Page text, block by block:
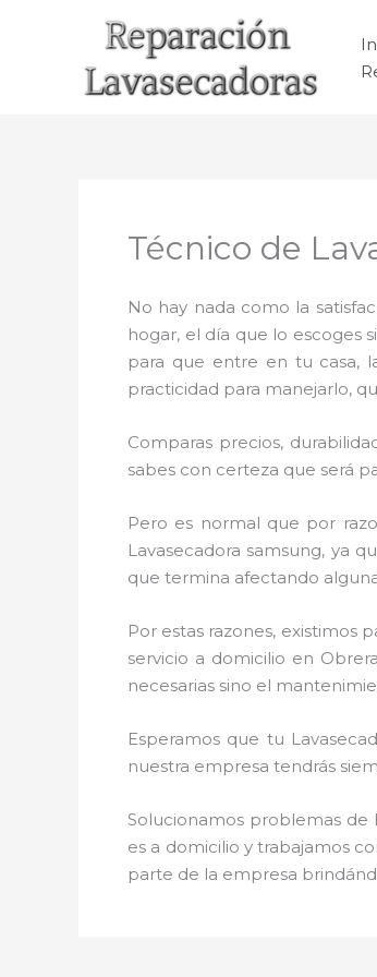
Técnico de
No hay nada como la
hogar, el día que lo escoges
para que entre en tu casa,
practicidad para manejarlo,
Comparas precios,
sabes con certeza que será
Pero es normal que por
Lavasecadora samsung, ya
que termina afectando
Por estas razones, existimos
servicio a domicilio en
necesarias sino el
Esperamos que tu
nuestra empresa tendrás
Solucionamos problemas de
es a domicilio y trabajamos
parte de la empresa